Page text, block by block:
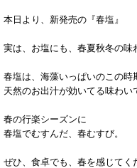
本日より、新発売の『春塩』
実は、お塩にも、春夏秋冬の味
春塩は、海藻いっぱいのこの時
天然のお出汁が効いてる味わい
春の行楽シーズンに
春塩でむすんだ、春むすび。
ぜひ、食卓でも、春を感じてく